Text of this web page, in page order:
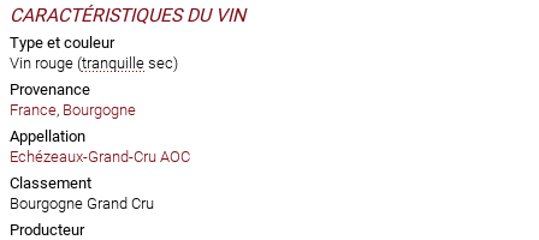
CARACTÉRISTIQUES DU VIN
Type et couleur
Vin rouge (tranquille sec)
Provenance
France, Bourgogne
Appellation
Echézeaux-Grand-Cru AOC
Classement
Bourgogne Grand Cru
Producteur